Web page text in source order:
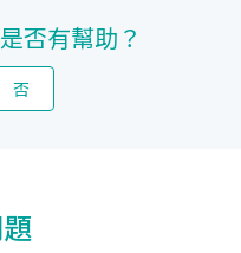
否有幫助？
否